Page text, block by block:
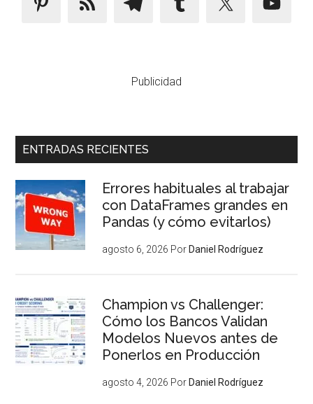
Publicidad
ENTRADAS RECIENTES
Errores habituales al trabajar
con DataFrames grandes en
Pandas (y cómo evitarlos)
agosto 6, 2026 Por Daniel Rodríguez
Champion vs Challenger:
Cómo los Bancos Validan
Modelos Nuevos antes de
Ponerlos en Producción
agosto 4, 2026 Por Daniel Rodríguez